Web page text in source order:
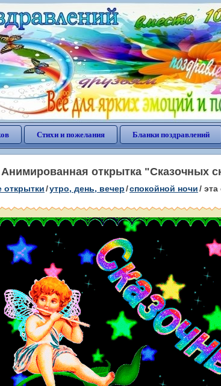
Стихи и пожелания Бланки поздравлений
Анимированная открытка "Сказочных
открытки/утро, день, вечер/спокойной ночи/ эта